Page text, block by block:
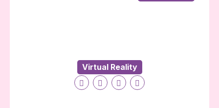
Virtual Reality